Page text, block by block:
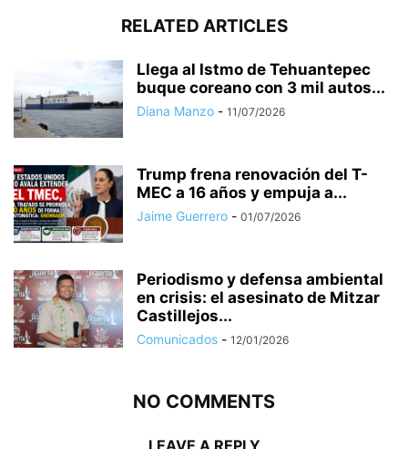
RELATED ARTICLES
Llega al Istmo de Tehuantepec
buque coreano con 3 mil autos...
Diana Manzo - 11/07/2026
Trump frena renovación del T-
MEC a 16 años y empuja a...
Jaime Guerrero - 01/07/2026
Periodismo y defensa ambiental
en crisis: el asesinato de Mitzar
Castillejos...
Comunicados - 12/01/2026
NO COMMENTS